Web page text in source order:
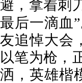
避，拿着刺
最后一滴血”
友追悼大会
以笔为枪，
洒，英雄楷